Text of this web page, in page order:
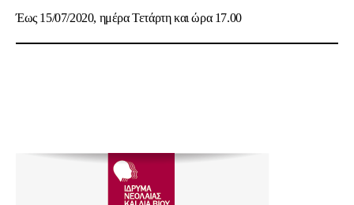
Έως 15/07/2020, ημέρα Τετάρτη και ώρα 17.00